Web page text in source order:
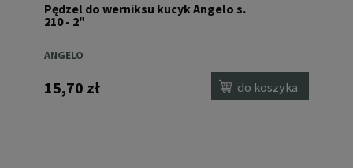
Pędzel do werniksu kucyk Angelo s.
210 - 2"
ANGELO
15,70 zł do koszyka